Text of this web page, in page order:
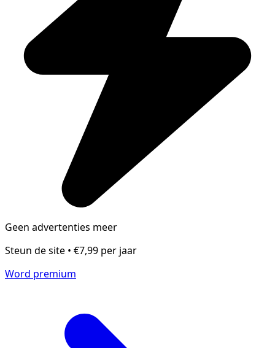
Geen advertenties meer
Steun de site • €7,99 per jaar
Word premium